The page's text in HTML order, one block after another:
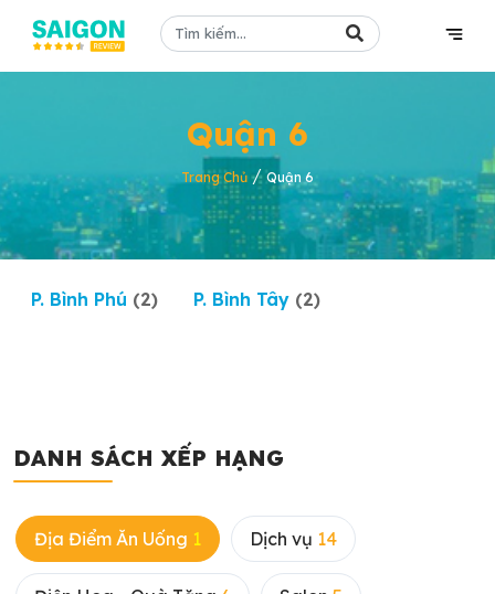
Quận 6
Trang Chủ / Quận 6
P. Bình Phú (2) P. Bình Tây (2)
DANH SÁCH XẾP HẠNG
Địa Điểm Ăn Uống 1 Dịch vụ 14